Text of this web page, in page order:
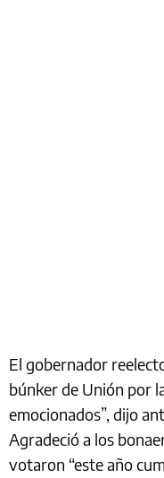
El gobernador
búnker de Unión por
emocionados”, dijo
Agradeció a los
votaron “este año